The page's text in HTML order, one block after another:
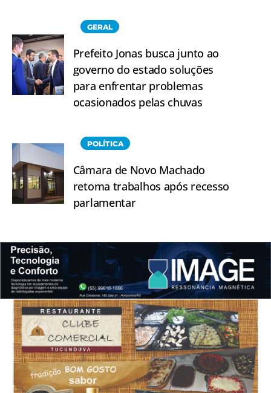
GERAL
Prefeito Jonas busca junto ao
governo do estado soluções
para enfrentar problemas
ocasionados pelas chuvas
POLÍTICA
Câmara de Novo Machado
retoma trabalhos após recesso
parlamentar